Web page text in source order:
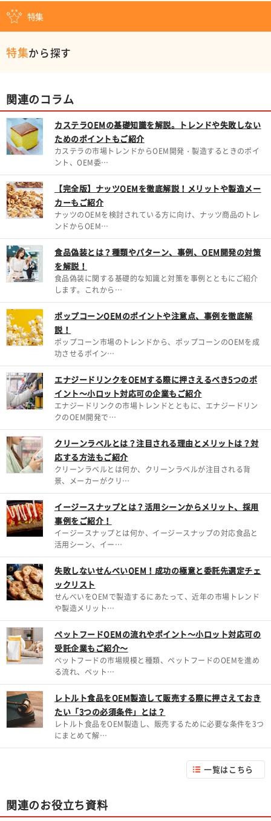
特集
特集から探す
関連のコラム
カステラOEMの基礎知識を解説。トレンドや失敗しない
ためのポイントもご紹介
カステラの市場トレンドからOEM開発・製造するときのポイ
ント、OEM委…
【完全版】ナッツOEMを徹底解説！メリットや製造メー
カーもご紹介
ナッツのOEMを検討されている方に向け、ナッツ商品のトレ
ンドからOEM…
食品偽装とは？種類やパターン、事例、OEM開発の対策
を解説！
食品偽装に関する基礎的な知識と対策を事例とともにご紹介
します。これから…
ポップコーンOEMのポイントや注意点、事例を徹底解
説！
ポップコーン市場のトレンドから、ポップコーンのOEMを成
功させるポイン…
エナジードリンクをOEMする際に押さえるべき5つのポ
イント～小ロット対応可の企業もご紹介
エナジードリンクの市場トレンドとともに、エナジードリン
クのOEM開発で…
クリーンラベルとは？注目される理由とメリットは？対
応する方法もご紹介
クリーンラベルとは何か、クリーンラベルが注目される背
景、メーカーがクリ…
イージースナップとは？活用シーンからメリット、採用
事例をご紹介！
イージースナップとは何か、イージースナップの対応食品と
活用シーン、イー…
失敗しないせんべいOEM！成功の極意と委託先選定チェ
ックリスト
せんべいをOEMで製造するにあたって、近年の市場トレンド
や製造メリット…
ペットフードOEMの流れやポイント～小ロット対応可の
受託企業もご紹介～
ペットフードの市場規模と種類、ペットフードのOEMを進め
る流れ、ペット…
レトルト食品をOEM製造して販売する際に押さえておき
たい「3つの必須条件」とは？
レトルト食品をOEM製造し、販売するために必要な条件を3つ
にまとめて解…
一覧はこちら
関連のお役立ち資料